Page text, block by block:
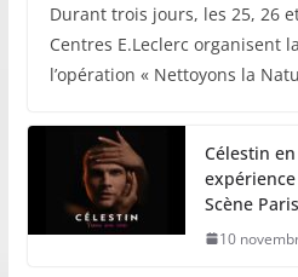
Durant trois jours, les 25, 26
Centres E.Leclerc organisent
l’opération « Nettoyons la
Célestin
Scène
10